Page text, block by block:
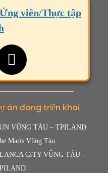
viên/Thực tập
án đang triển khai
VŨNG TÀU – TPILAND
Maris Vũng Tàu
CITY VŨNG TÀU –